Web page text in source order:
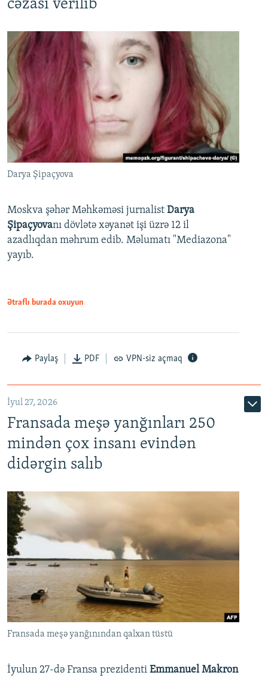
cəzası verilib
Darya Şipaçyova
Moskva şəhər Məhkəməsi jurnalist Darya
Şipaçyovanı dövlətə xəyanət işi üzrə 12 il
azadlıqdan məhrum edib. Məlumatı "Mediazona"
yayıb.
Ətraflı burada oxuyun
Paylaş PDF VPN-siz açmaq
İyul 27, 2026
Fransada meşə yanğınları 250
mindən çox insanı evindən
didərgin salıb
Fransada meşə yanğınından qalxan tüstü
İyulun 27-də Fransa prezidenti Emmanuel Makron